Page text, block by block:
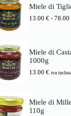
g
i
e
r
a
u
a
1
6
.
€
Miele di
13.00 € - 78.00
Miele di
1000g
13.00 € iva
Miele di
110g